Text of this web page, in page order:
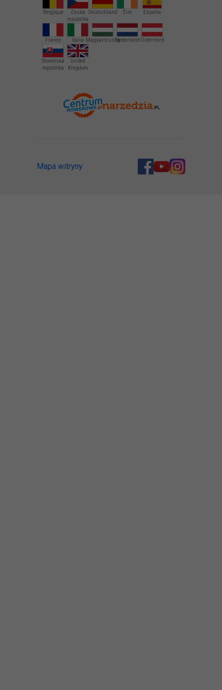
Belgique
Česká
republika
Deutschland Éire España
France Italia MagyarországNederland Österreich
Slovenská
republika
United
Kingdom
Mapa witryny